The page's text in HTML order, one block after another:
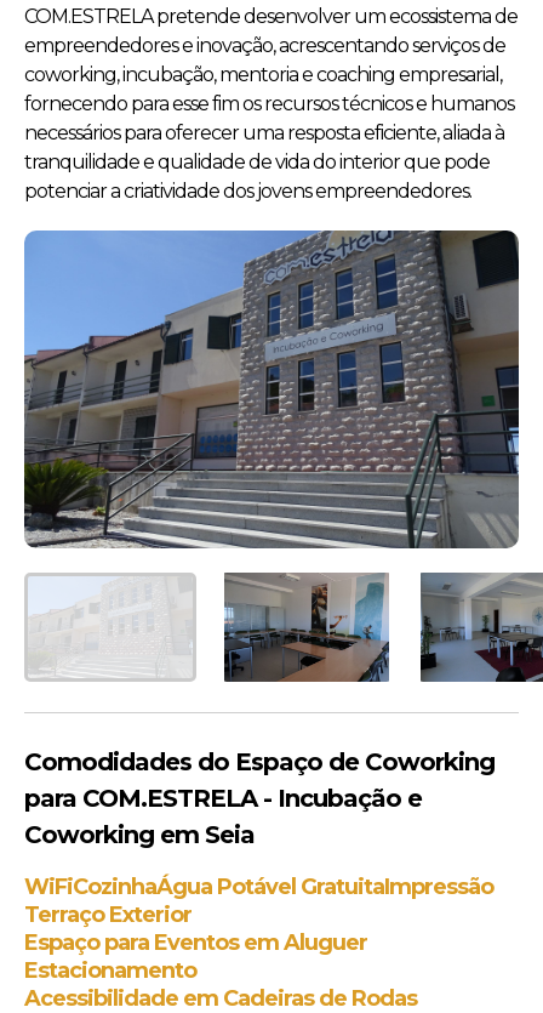
COM.ESTRELA pretende desenvolver um ecossistema de
empreendedores e inovação, acrescentando serviços de
coworking, incubação, mentoria e coaching empresarial,
fornecendo para esse fim os recursos técnicos e humanos
necessários para oferecer uma resposta eficiente, aliada à
tranquilidade e qualidade de vida do interior que pode
potenciar a criatividade dos jovens empreendedores.
Comodidades do Espaço de Coworking
para COM.ESTRELA - Incubação e
Coworking em Seia
WiFiCozinhaÁgua Potável GratuitaImpressão
Terraço Exterior
Espaço para Eventos em Aluguer
Estacionamento
Acessibilidade em Cadeiras de Rodas